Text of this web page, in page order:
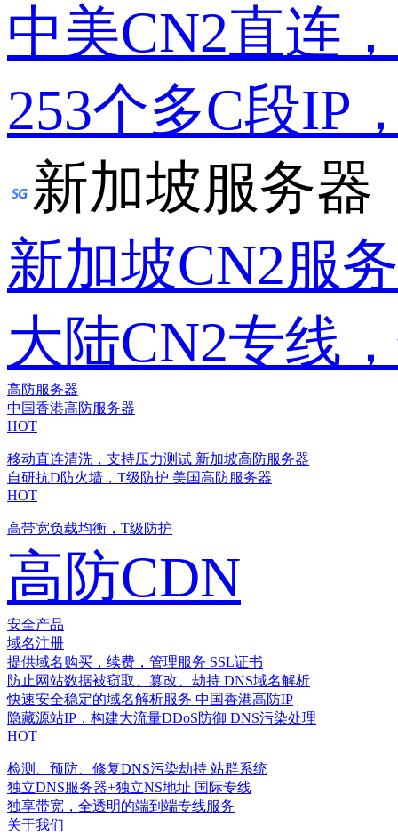
中美CN2直连
253个多C段IP
新加坡服务器
新加坡CN2服
大陆CN2专线
高防服务器
中国香港高防服务器
HOT
移动直连清洗，支持压力测试 新加坡高防服务器
自研抗D防火墙，T级防护 美国高防服务器
HOT
高带宽负载均衡，T级防护
高防CDN
安全产品
域名注册
提供域名购买，续费，管理服务 SSL证书
防止网站数据被窃取、篡改、劫持 DNS域名解析
快速安全稳定的域名解析服务 中国香港高防IP
隐藏源站IP，构建大流量DDoS防御 DNS污染处理
HOT
检测、预防、修复DNS污染劫持 站群系统
独立DNS服务器+独立NS地址 国际专线
独享带宽，全透明的端到端专线服务
关于我们